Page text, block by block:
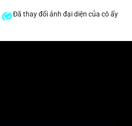
Đã thay đổi ảnh đại diện của cô ấy